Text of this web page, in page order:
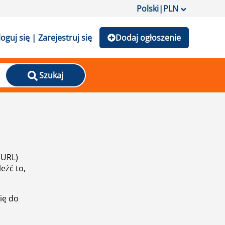
Polski|PLN
się | Zarejestruj się Dodaj ogłoszenie
Szukaj
to,
do